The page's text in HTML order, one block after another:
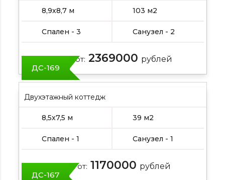
8,9х8,7 м 103 м2
Спален - 3 Санузел - 2
Цена от: 2369000 рублей
ДС-169
Двухэтажный коттедж
8,5х7,5 м 39 м2
Спален - 1 Санузел - 1
Цена от: 1170000 рублей
ДС-167